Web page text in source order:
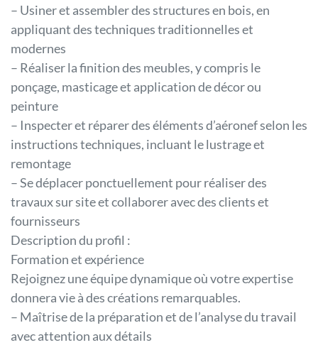
– Usiner et assembler des structures en bois, en
appliquant des techniques traditionnelles et
modernes
– Réaliser la finition des meubles, y compris le
ponçage, masticage et application de décor ou
peinture
– Inspecter et réparer des éléments d’aéronef selon les
instructions techniques, incluant le lustrage et
remontage
– Se déplacer ponctuellement pour réaliser des
travaux sur site et collaborer avec des clients et
fournisseurs
Description du profil :
Formation et expérience
Rejoignez une équipe dynamique où votre expertise
donnera vie à des créations remarquables.
– Maîtrise de la préparation et de l’analyse du travail
avec attention aux détails